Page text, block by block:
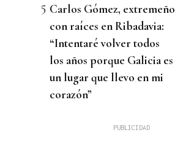
Carlos Gómez, extremeño
con raíces en Ribadavia:
“Intentaré volver todos
los años porque Galicia es
un lugar que llevo en mi
corazón”